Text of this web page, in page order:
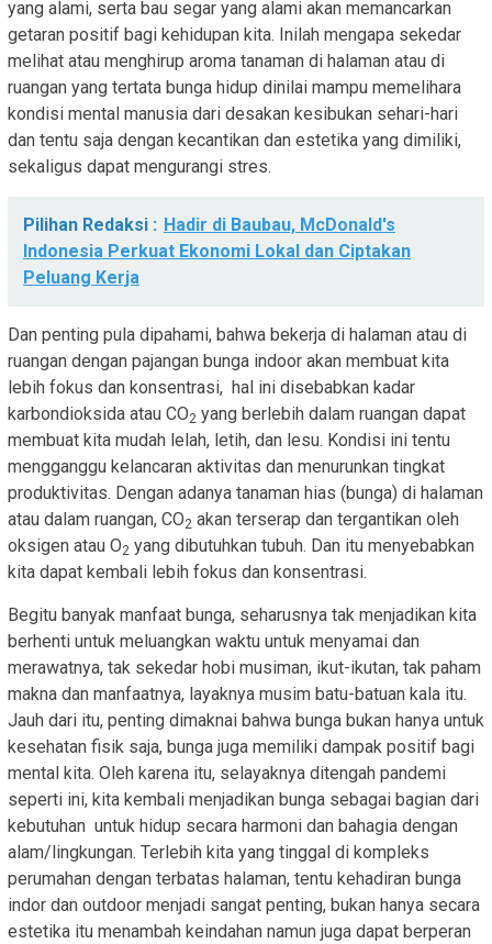
yang alami, serta bau segar yang alami akan memancarkan
getaran positif bagi kehidupan kita. Inilah mengapa sekedar
melihat atau menghirup aroma tanaman di halaman atau di
ruangan yang tertata bunga hidup dinilai mampu memelihara
kondisi mental manusia dari desakan kesibukan sehari-hari
dan tentu saja dengan kecantikan dan estetika yang dimiliki,
sekaligus dapat mengurangi stres.
Pilihan Redaksi : Hadir di Baubau, McDonald's
Indonesia Perkuat Ekonomi Lokal dan Ciptakan
Peluang Kerja
Dan penting pula dipahami, bahwa bekerja di halaman atau di
ruangan dengan pajangan bunga indoor akan membuat kita
lebih fokus dan konsentrasi, hal ini disebabkan kadar
karbondioksida atau CO2 yang berlebih dalam ruangan dapat
membuat kita mudah lelah, letih, dan lesu. Kondisi ini tentu
mengganggu kelancaran aktivitas dan menurunkan tingkat
produktivitas. Dengan adanya tanaman hias (bunga) di halaman
atau dalam ruangan, CO2 akan terserap dan tergantikan oleh
oksigen atau O2 yang dibutuhkan tubuh. Dan itu menyebabkan
kita dapat kembali lebih fokus dan konsentrasi.
Begitu banyak manfaat bunga, seharusnya tak menjadikan kita
berhenti untuk meluangkan waktu untuk menyamai dan
merawatnya, tak sekedar hobi musiman, ikut-ikutan, tak paham
makna dan manfaatnya, layaknya musim batu-batuan kala itu.
Jauh dari itu, penting dimaknai bahwa bunga bukan hanya untuk
kesehatan fisik saja, bunga juga memiliki dampak positif bagi
mental kita. Oleh karena itu, selayaknya ditengah pandemi
seperti ini, kita kembali menjadikan bunga sebagai bagian dari
kebutuhan untuk hidup secara harmoni dan bahagia dengan
alam/lingkungan. Terlebih kita yang tinggal di kompleks
perumahan dengan terbatas halaman, tentu kehadiran bunga
indor dan outdoor menjadi sangat penting, bukan hanya secara
estetika itu menambah keindahan namun juga dapat berperan